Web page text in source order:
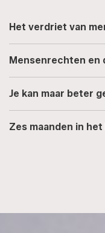
Het verdriet van
Mensenrechten en
Je kan maar beter
Zes maanden in